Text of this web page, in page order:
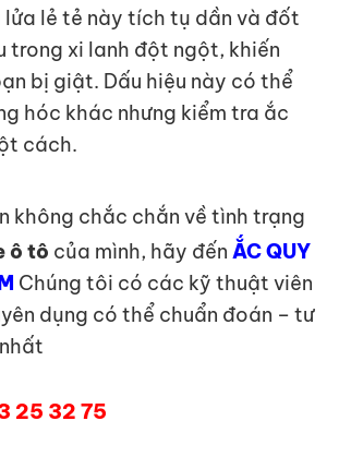
lẻ tẻ này tích tụ dần và đốt
trong xi lanh đột ngột, khiến
bị giật. Dấu hiệu này có thể
hóc khác nhưng kiểm tra ắc
cách.
không chắc chắn về tình trạng
ô tô của mình, hãy đến ẮC QUY
Chúng tôi có các kỹ thuật viên
dụng có thể chuẩn đoán – tư
25 32 75